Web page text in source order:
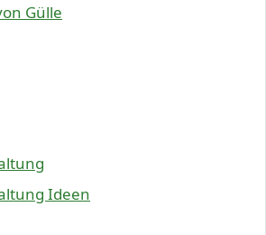
Gülle
Ideen